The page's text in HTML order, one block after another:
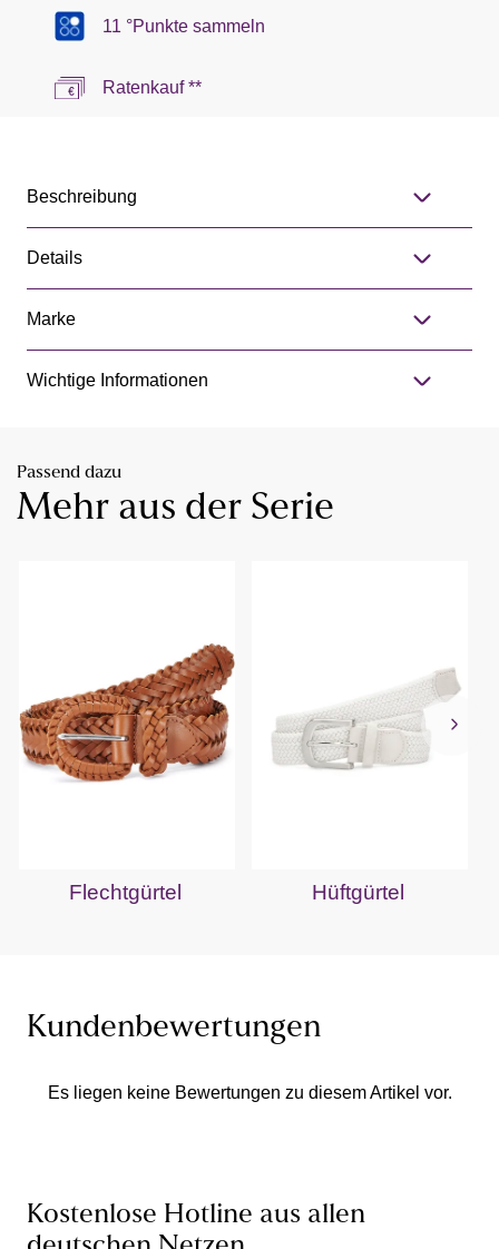
11 °Punkte sammeln
Ratenkauf **
Beschreibung
Details
Marke
Wichtige Informationen
Passend dazu
Mehr aus der Serie
Flechtgürtel Hüftgürtel
Kundenbewertungen
Es liegen keine Bewertungen zu diesem Artikel vor.
Kostenlose Hotline aus allen